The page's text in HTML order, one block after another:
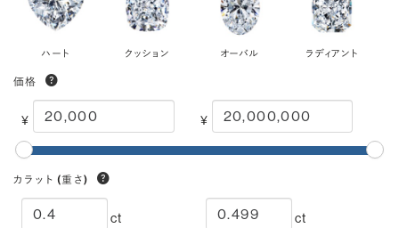
ハート クッション オーバル ラディアント
価格
¥ ¥
カラット (重さ)
ct ct